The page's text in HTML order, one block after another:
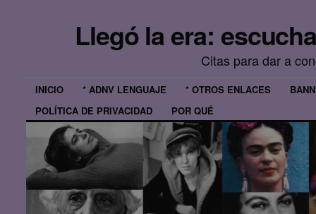
Llegó la era:
Citas para dar a
INICIO * ADNV LENGUAJE * OTROS ENLACES
POLÍTICA DE PRIVACIDAD
POR QUÉ